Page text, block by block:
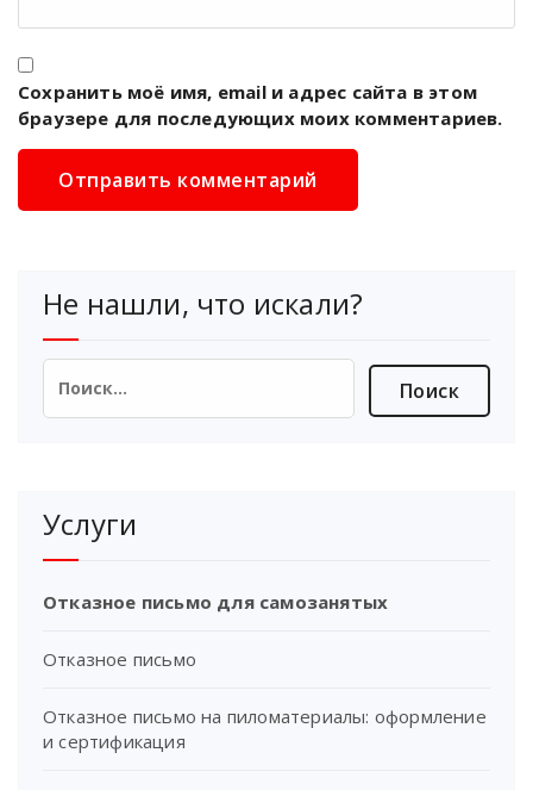
Сохранить моё имя, email и адрес сайта в этом
браузере для последующих моих комментариев.
Не нашли, что искали?
Найти:
Услуги
Отказное письмо для самозанятых
Отказное письмо
Отказное письмо на пиломатериалы: оформление
и сертификация